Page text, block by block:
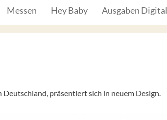
Messen Hey Baby Ausgaben Digital
präsentiert sich in neuem Design.